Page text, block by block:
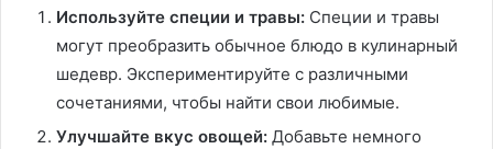
Используйте специи и травы: Специи и травы
могут преобразить обычное блюдо в кулинарный
шедевр. Экспериментируйте с различными
сочетаниями, чтобы найти свои любимые.
Улучшайте вкус овощей: Добавьте немного